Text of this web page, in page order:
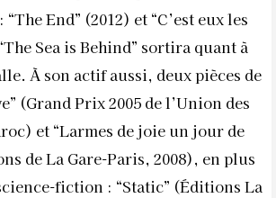
End” (2012) et “C’est eux les
Sea is Behind” sortira quant à
À son actif aussi, deux pièces de
(Grand Prix 2005 de l’Union des
et “Larmes de joie un jour de
de La Gare-Paris, 2008), en plus
fiction : “Static” (Éditions La